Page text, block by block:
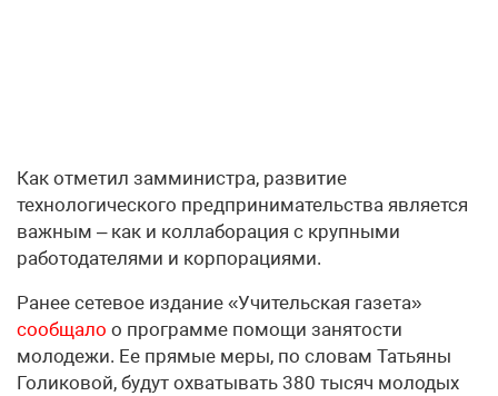
Как отметил замминистра, развитие
технологического предпринимательства является
важным – как и коллаборация с крупными
работодателями и корпорациями.
Ранее сетевое издание «Учительская газета»
сообщало о программе помощи занятости
молодежи. Ее прямые меры, по словам Татьяны
Голиковой, будут охватывать 380 тысяч молодых